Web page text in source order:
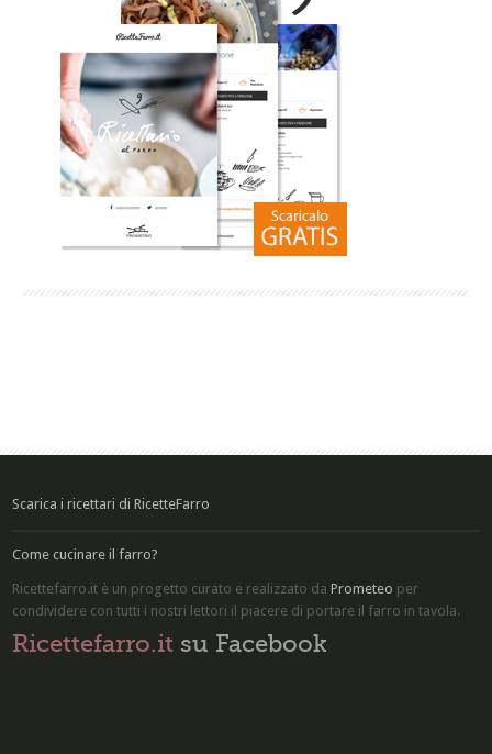
Scarica i ricettari di RicetteFarro
Come cucinare il farro?
Ricettefarro.it è un progetto curato e realizzato daPrometeo per
condividere con tutti i nostri lettori il piacere di portare il farro in tavola.
Ricettefarro.it su Facebook